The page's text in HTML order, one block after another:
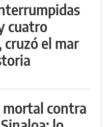
cuatro
el mar
mortal contra